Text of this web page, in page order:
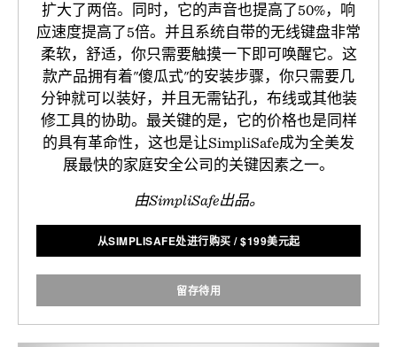
扩大了两倍。同时，它的声音也提高了50%，响
应速度提高了5倍。并且系统自带的无线键盘非常
柔软，舒适，你只需要触摸一下即可唤醒它。这
款产品拥有着"傻瓜式"的安装步骤，你只需要几
分钟就可以装好，并且无需钻孔，布线或其他装
修工具的协助。最关键的是，它的价格也是同样
的具有革命性，这也是让SimpliSafe成为全美发
展最快的家庭安全公司的关键因素之一。
由SimpliSafe出品。
从SIMPLISAFE处进行购买 /$199美元起
留存待用